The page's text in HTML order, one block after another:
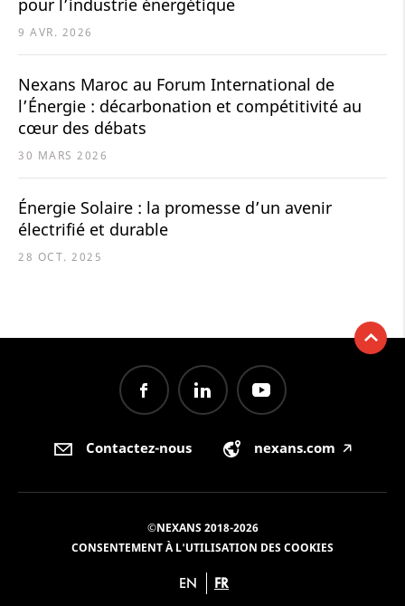
pour l’industrie énergétique
9 AVR. 2026
Nexans Maroc au Forum International de
l’Énergie : décarbonation et compétitivité au
cœur des débats
30 MARS 2026
Énergie Solaire : la promesse d’un avenir
électrifié et durable
28 OCT. 2025
Contactez-nous nexans.com 🡥
©NEXANS 2018-2026
CONSENTEMENT À L'UTILISATION DES COOKIES
EN FR